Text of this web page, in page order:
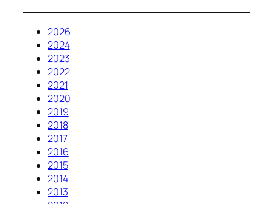
2026
2024
2023
2022
2021
2020
2019
2018
2017
2016
2015
2014
2013